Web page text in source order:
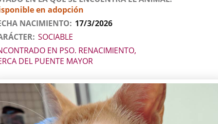
en adopción
NACIMIENTO 17/3/2026
SOCIABLE
EN PSO. RENACIMIENTO,
DEL PUENTE MAYOR